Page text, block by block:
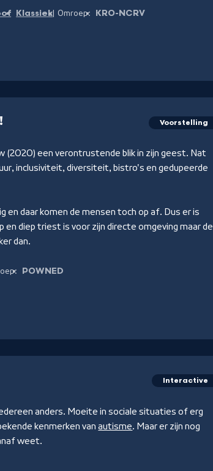
Klassiek Omroep: KRO-NCRV
Voorstelling
(2020) een verontrustende blik in zijn geest. Nat
inclusiviteit, diversiteit, bistro's en gedupeerde
en daar komen de mensen toch op af. Dus er is
diep triest is voor zijn directe omgeving maar de
dan.
POWNED
Interactive
anders. Moeite in sociale situaties of erg
kenmerken vanautisme. Maar er zijn nog
weet.